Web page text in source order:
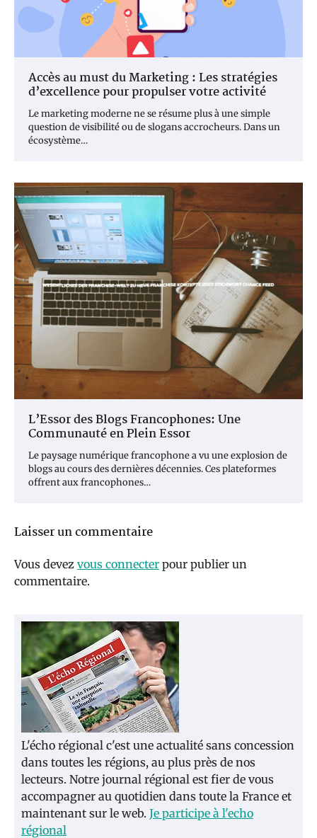
Accès au must du Marketing : Les stratégies
d’excellence pour propulser votre activité
Le marketing moderne ne se résume plus à une simple
question de visibilité ou de slogans accrocheurs. Dans un
écosystème…
L’Essor des Blogs Francophones: Une
Communauté en Plein Essor
Le paysage numérique francophone a vu une explosion de
blogs au cours des dernières décennies. Ces plateformes
offrent aux francophones…
Laisser un commentaire
Vous devez vous connecter pour publier un
commentaire.
L'écho régional c'est une actualité sans concession
dans toutes les régions, au plus près de nos
lecteurs. Notre journal régional est fier de vous
accompagner au quotidien dans toute la France et
maintenant sur le web. Je participe à l'echo
régional